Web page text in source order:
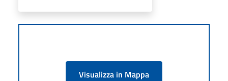
Visualizza in Mappa